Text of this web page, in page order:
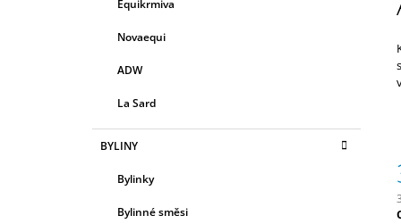
Equikrmiva
Novaequi
ADW
La Sard
BYLINY
Bylinky
Bylinné směsi
580 Kč